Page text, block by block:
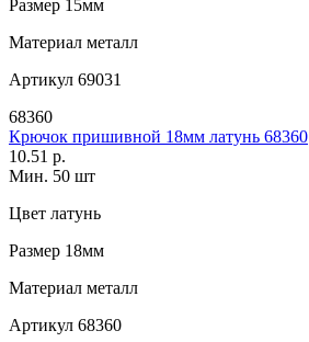
Размер 15мм
Материал металл
Артикул 69031
68360
Крючок пришивной 18мм латунь 68360
10.51 р.
Мин. 50 шт
Цвет латунь
Размер 18мм
Материал металл
Артикул 68360